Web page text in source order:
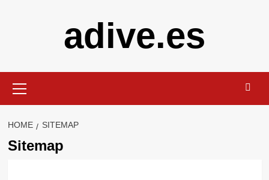
adive.es
Menu
HOME SITEMAP
Sitemap